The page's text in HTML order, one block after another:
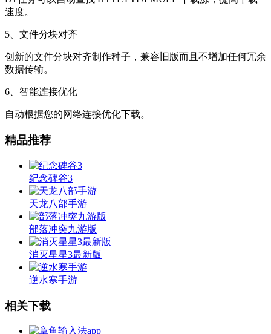
速度。
5、文件分块对齐
创新的文件分块对齐制作种子，兼容旧版而且不增加任何冗余
数据传输。
6、智能连接优化
自动根据您的网络连接优化下载。
精品推荐
纪念碑谷3
天龙八部手游
部落冲突九游版
消灭星星3最新版
逆水寒手游
相关下载